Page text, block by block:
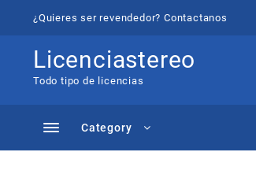
¿Quieres ser revendedor? Contactanos
Licenciastereo
Todo tipo de licencias
Category